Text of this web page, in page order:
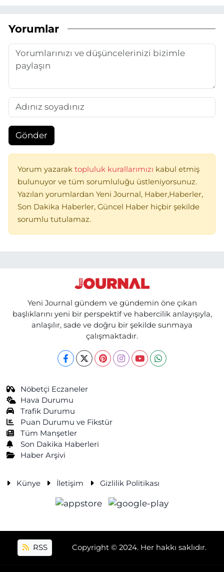
Yorumlar
Gönder
Yorum yazarak topluluk kurallarımızı kabul etmiş
bulunuyor ve tüm sorumluluğu üstleniyorsunuz.
Yazılan yorumlardan Yeni Journal, Haber,Haberler,
Son Dakika Haberler, Güncel Haber hiçbir şekilde
sorumlu tutulamaz.
Yeni Journal gündem ve gündemin öne çıkan
başlıklarını yeni bir perspektif ve habercilik anlayışıyla,
anlaşılır, sade ve doğru bir şekilde sunmaya
çalışmaktadır.
Nöbetçi Eczaneler
Hava Durumu
Trafik Durumu
Puan Durumu ve Fikstür
Tüm Manşetler
Son Dakika Haberleri
Haber Arşivi
Künye İletişim Gizlilik Politikası
RSS Copyright © 2024. Her hakkı saklıdır.